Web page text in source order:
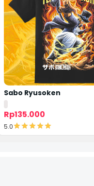
Sabo Ryusoken
Rp135.000
5.0